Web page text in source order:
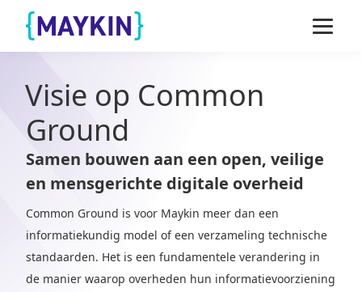
Naar de inhoud springen
Naar de footer springen
Visie op Common
Ground
Samen bouwen aan een open, veilige
en mensgerichte digitale overheid
Common Ground is voor Maykin meer dan een
informatiekundig model of een verzameling technische
standaarden. Het is een fundamentele verandering in
de manier waarop overheden hun informatievoorziening